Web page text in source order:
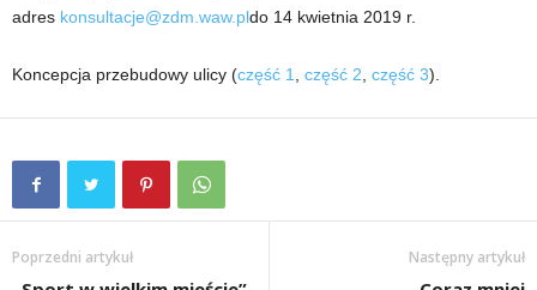
adres konsultacje@zdm.waw.pldo 14 kwietnia 2019 r.
Koncepcja przebudowy ulicy (część 1 część 2 część 3).
Poprzedni artykuł Następny artykuł